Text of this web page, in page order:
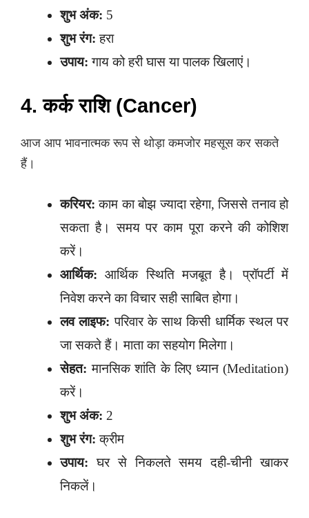
शुभ अंक: 5
शुभ रंग: हरा
उपाय: गाय को हरी घास या पालक खिलाएं।
4. कर्क राशि (Cancer)
आज आप भावनात्मक रूप से थोड़ा कमजोर महसूस कर सकते
हैं।
करियर: काम का बोझ ज्यादा रहेगा, जिससे तनाव हो
सकता है। समय पर काम पूरा करने की कोशिश
करें।
आर्थिक: आर्थिक स्थिति मजबूत है। प्रॉपर्टी में
निवेश करने का विचार सही साबित होगा।
लव लाइफ: परिवार के साथ किसी धार्मिक स्थल पर
जा सकते हैं। माता का सहयोग मिलेगा।
सेहत: मानसिक शांति के लिए ध्यान (Meditation)
करें।
शुभ अंक: 2
शुभ रंग: क्रीम
उपाय: घर से निकलते समय दही-चीनी खाकर
निकलें।